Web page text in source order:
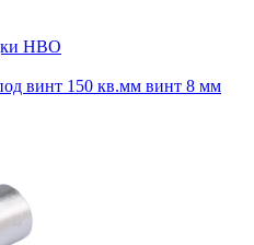
НВО
винт 150 кв.мм винт 8 мм